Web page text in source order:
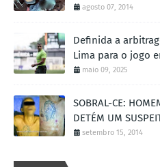
agosto 07, 2014
Definida a
Lima para o jogo
maio 09, 2025
SOBRAL-CE:
DETÉM UM
setembro 15, 2014